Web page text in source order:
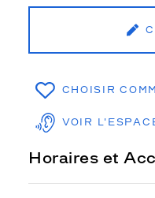
CHOISIR
VOIR
Horaires et